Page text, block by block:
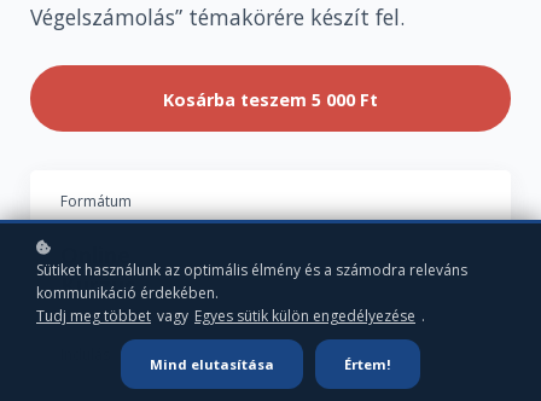
Végelszámolás” témakörére készít fel.
Kosárba teszem 5 000 Ft
Formátum
Kurzus
Sütiket használunk az optimális élmény és a számodra releváns
kommunikáció érdekében.
Tudj meg többet vagy Egyes sütik külön engedélyezése .
Mind elutasítása Értem!